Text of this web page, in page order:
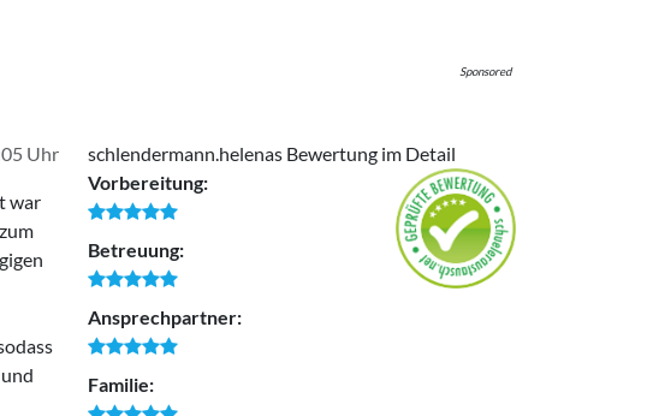
Sponsored
Uhr
war
schlendermann.helenas Bewertung im Detail
Vorbereitung:
Betreuung:
Ansprechpartner:
Familie: